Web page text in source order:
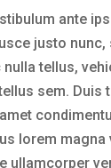
ante
justo
tellus,
sem.
lorem